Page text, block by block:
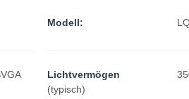
Modell:
Lichtvermögen
(typisch)